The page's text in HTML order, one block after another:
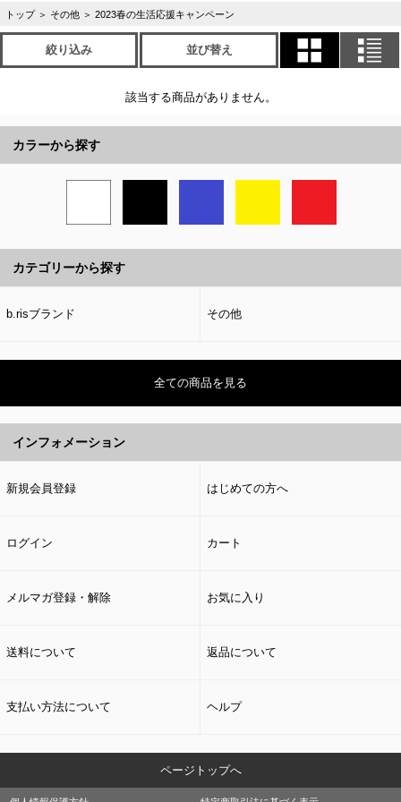
トップ ＞ その他 ＞ 2023春の生活応援キャンペーン
絞り込み 並び替え
該当する商品がありません。
カラーから探す
カテゴリーから探す
b.risブランド その他
全ての商品を見る
インフォメーション
新規会員登録 はじめての方へ
ログイン カート
メルマガ登録・解除 お気に入り
送料について 返品について
支払い方法について ヘルプ
ページトップへ